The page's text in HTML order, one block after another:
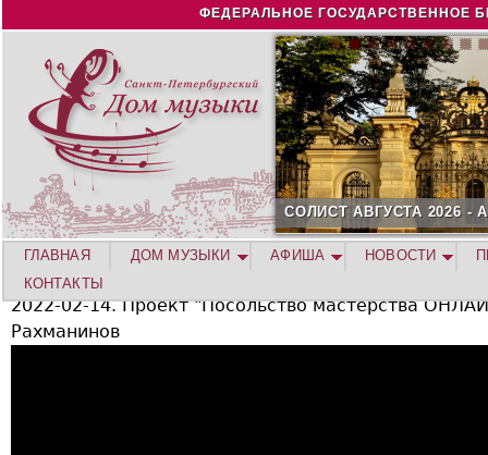
Jump to navigation
ФЕДЕРАЛЬНОЕ ГОСУДАРСТВЕННОЕ
СОЛИСТ АВГУСТА 2026 -
2022-02-14. Проект "Посольство мастерства
Рахманинов
ГЛАВНАЯ ДОМ МУЗЫКИ АФИША НОВОСТИ
КОНТАКТЫ